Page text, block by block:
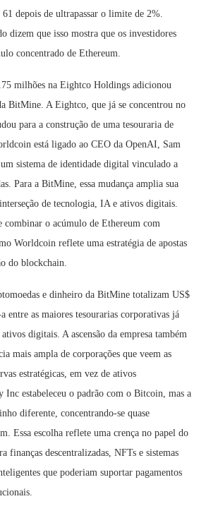
depois de ultrapassar o limite de 2%.
dizem que isso mostra que os investidores
concentrado de Ethereum.
milhões na Eightco Holdings adicionou
BitMine. A Eightco, que já se concentrou no
para a construção de uma tesouraria de
está ligado ao CEO da OpenAI, Sam
sistema de identidade digital vinculado a
Para a BitMine, essa mudança amplia sua
de tecnologia, IA e ativos digitais.
combinar o acúmulo de Ethereum com
Worldcoin reflete uma estratégia de apostas
do blockchain.
e dinheiro da BitMine totalizam US$
entre as maiores tesourarias corporativas já
digitais. A ascensão da empresa também
mais ampla de corporações que veem as
estratégicas, em vez de ativos
Inc estabeleceu o padrão com o Bitcoin, mas a
diferente, concentrando-se quase
Essa escolha reflete uma crença no papel do
finanças descentralizadas, NFTs e sistemas
que poderiam suportar pagamentos